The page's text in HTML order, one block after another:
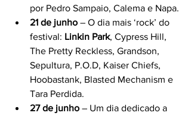
por Pedro Sampaio, Calema e Napa.
21 de junho – O dia mais ‘rock’ do
festival: Linkin Park, Cypress Hill,
The Pretty Reckless, Grandson,
Sepultura, P.O.D, Kaiser Chiefs,
Hoobastank, Blasted Mechanism e
Tara Perdida.
27 de junho – Um dia dedicado a